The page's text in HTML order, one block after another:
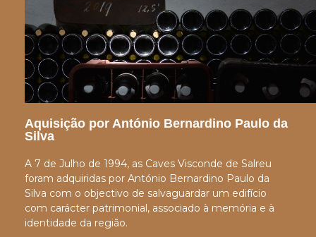
Aquisição por António Bernardino Paulo da
Silva
A 7 de Julho de 1994, as Caves Visconde de Salreu
foram adquiridas por António Bernardino Paulo da
Silva com o objectivo de salvaguardar um edifício
com carácter patrimonial, associado à memória e à
identidade da região.